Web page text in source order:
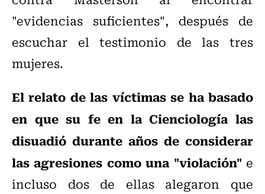
"evidencias suficientes", después de
escuchar el testimonio de las tres
mujeres.
El relato de las víctimas se ha basado
en que su fe en la Cienciología las
disuadió durante años de considerar
las agresiones como una "violación" e
incluso dos de ellas alegaron que